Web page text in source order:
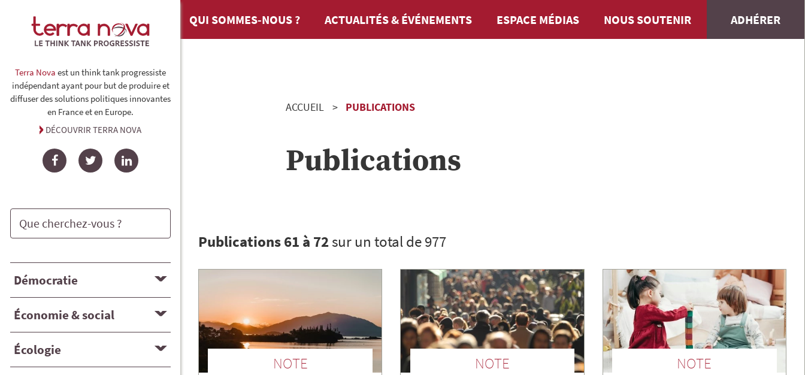
Terra Nova est un think tank progressiste
indépendant ayant pour but de produire et
diffuser des solutions politiques innovantes
en France et en Europe.
DÉCOUVRIR TERRA NOVA
FacebookTwitterLinkedIn
Démocratie
Économie & social
Écologie
QUI SOMMES-NOUS ? ACTUALITÉS & ÉVÉNEMENTS ESPACE MÉDIAS NOUS SOUTENIR ADHÉRER
ACCUEIL PUBLICATIONS
Publications
Publications 61 à 72 sur un total de 977
NOTE NOTE NOTE